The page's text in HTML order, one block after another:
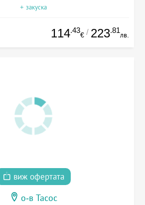
+ закуска
114.43
€ / 223.81
лв.
виж офертата
о-в Тасос